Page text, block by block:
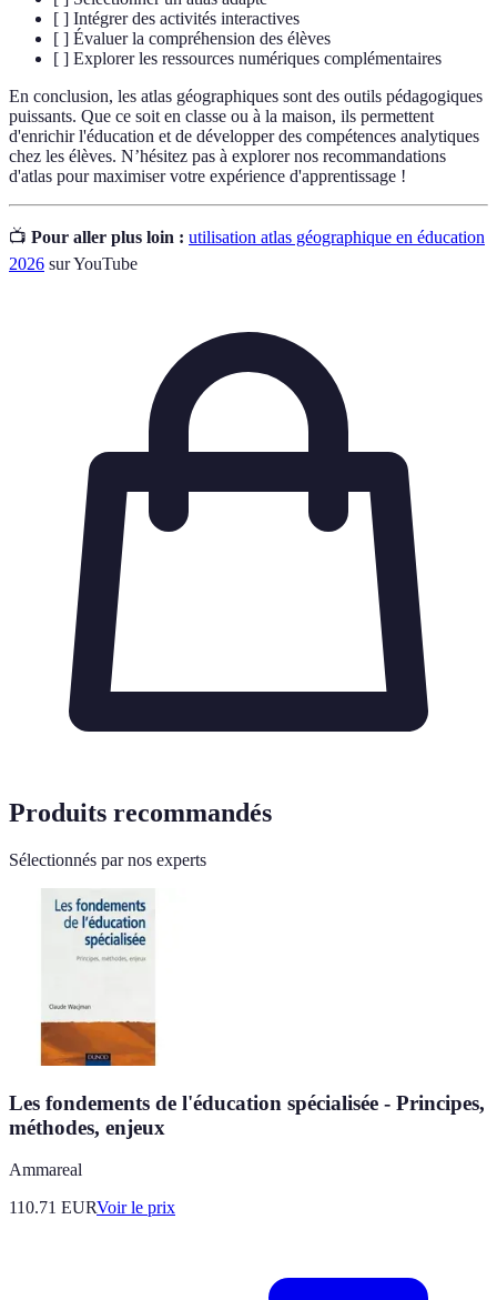
[ ] Intégrer des activités interactives
[ ] Évaluer la compréhension des élèves
[ ] Explorer les ressources numériques complémentaires
En conclusion, les atlas géographiques sont des outils pédagogiques
puissants. Que ce soit en classe ou à la maison, ils permettent
d'enrichir l'éducation et de développer des compétences analytiques
chez les élèves. N’hésitez pas à explorer nos recommandations
d'atlas pour maximiser votre expérience d'apprentissage !
📺 Pour aller plus loin : utilisation atlas géographique en éducation
2026 sur YouTube
Produits recommandés
Sélectionnés par nos experts
Les fondements de l'éducation spécialisée - Principes,
méthodes, enjeux
Ammareal
110.71 EURVoir le prix